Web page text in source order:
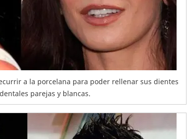
a la porcelana para poder rellenar sus dientes
parejas y blancas.